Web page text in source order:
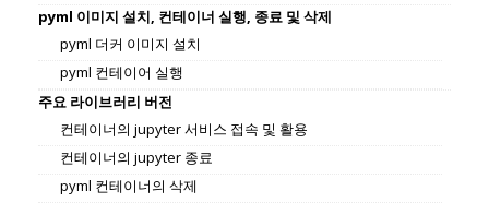
pyml 이미지 설치, 컨테이너 실행, 종료 및 삭제
pyml 더커 이미지 설치
pyml 컨테이어 실행
주요 라이브러리 버전
컨테이너의 jupyter 서비스 접속 및 활용
컨테이너의 jupyter 종료
pyml 컨테이너의 삭제